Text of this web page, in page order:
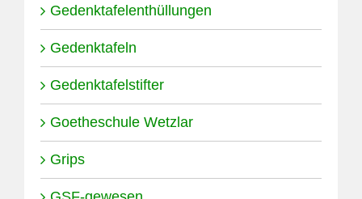
Gedenktafelenthüllungen
Gedenktafeln
Gedenktafelstifter
Goetheschule Wetzlar
Grips